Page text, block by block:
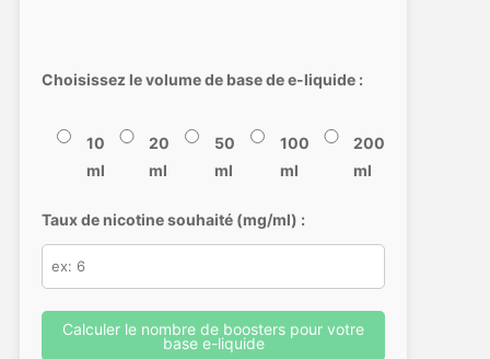
Choisissez le volume de base de e-liquide :
10
ml
20
ml
50
ml
100
ml
200
ml
Taux de nicotine souhaité (mg/ml) :
Calculer le nombre de boosters pour votre
base e-liquide